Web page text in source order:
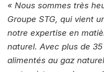
« Nous sommes très
Groupe STG, qui vient
notre expertise en
naturel. Avec plus de
alimentés au gaz